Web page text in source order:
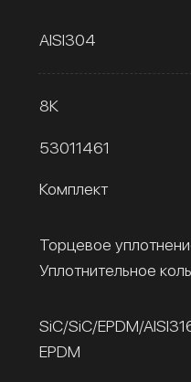
AISI304
8К
53011461
Комплект
Торцевое
Уплотнительное
SiC/SiC/EPDM/
EPDM